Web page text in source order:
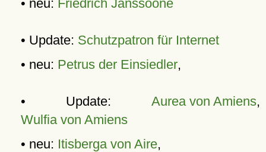
• neu: Friedrich Janssoone
• Update: Schutzpatron für Internet
• neu: Petrus der Einsiedler,
• Update: Aurea von Amiens,
Wulfia von Amiens
• neu: Itisberga von Aire,